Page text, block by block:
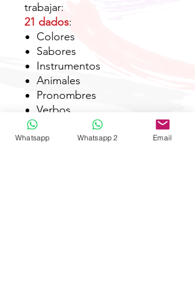
trabajar:
21 dados:
Colores
Sabores
Instrumentos
Animales
Pronombres
Verbos
Multiplicaciones (tablas del
1 al 10)
Whatsapp Whatsapp 2 Email